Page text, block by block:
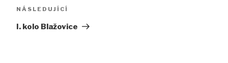
Následující
NÁSLEDUJÍCÍ
I. kolo Blažovice